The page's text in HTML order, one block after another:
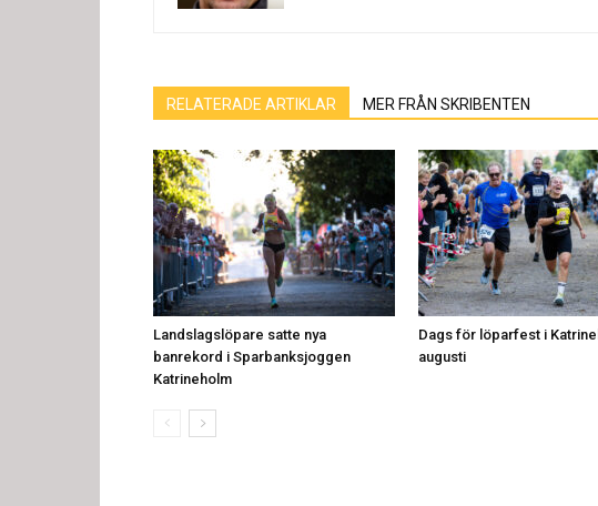
RELATERADE ARTIKLAR MER FRÅN SKRIBENTEN
Landslagslöpare satte nya
banrekord i Sparbanksjoggen
Katrineholm
Dags för löparfest i
augusti